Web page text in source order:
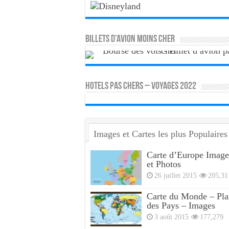
Billets d’avion moins cher
HOTELS PAS CHERS – VOYAGES 2022
Images et Cartes les plus Populaires
Carte d’Europe
et Photos
26 juillet 2015
Carte du Monde –
des Pays – Images
3 août 2015 177,279